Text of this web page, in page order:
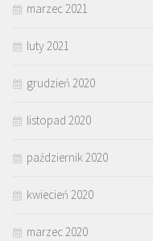
marzec 2021
luty 2021
grudzień 2020
listopad 2020
październik 2020
kwiecień 2020
marzec 2020